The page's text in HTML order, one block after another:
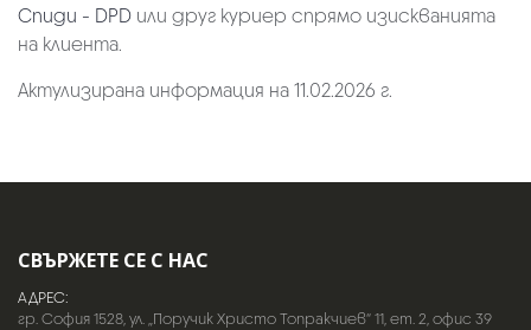
Спиди - DPD или друг куриер спрямо изискванията
на клиента.
Актулизирана информация на 11.02.2026 г.
СВЪРЖЕТЕ СЕ С НАС
АДРЕС:
гр. София 1528, ул. „Поручик Христо Топракчиев“ 11, ет. 2, офис 39